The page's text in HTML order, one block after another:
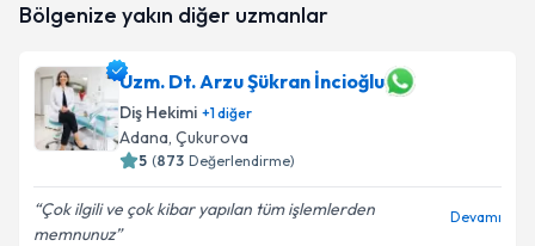
Bölgenize yakın diğer uzmanlar
Uzm. Dt. Arzu Şükran İncioğlu
Diş Hekimi +1diğer
Adana, Çukurova
5 (873 Değerlendirme)
Çok ilgili ve çok kibar yapılan tüm işlemlerden
memnunuz
Devamı